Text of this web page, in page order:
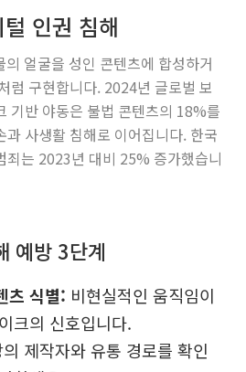
인권 침해
얼굴을 성인 콘텐츠에 합성하거
럼 구현합니다. 2024년 글로벌 보
기반 야동은 불법 콘텐츠의 18%를
사생활 침해로 이어집니다. 한국
죄는 2023년 대비 25% 증가했습니
예방 3단계
츠 식별: 비현실적인 움직임이
크의 신호입니다.
제작자와 유통 경로를 확인